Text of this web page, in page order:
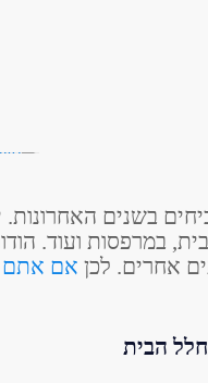
בשנים
במרפסות ועוד.
אחרים. לכן אם אתם
הבית